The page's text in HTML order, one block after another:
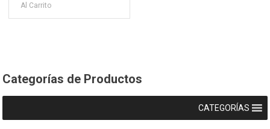
Al Carrito
Categorías de Productos
CATEGORÍAS